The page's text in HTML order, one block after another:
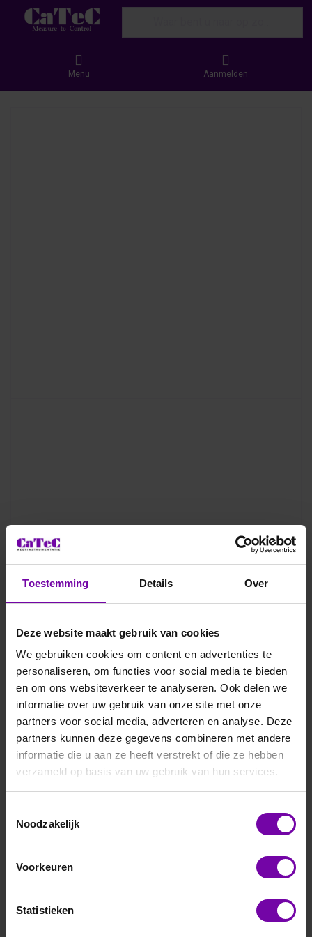
Toestemming Details Over
Deze website maakt gebruik van cookies
We gebruiken cookies om content en advertenties te
personaliseren, om functies voor social media te bieden
en om ons websiteverkeer te analyseren. Ook delen we
informatie over uw gebruik van onze site met onze
partners voor social media, adverteren en analyse. Deze
partners kunnen deze gegevens combineren met andere
informatie die u aan ze heeft verstrekt of die ze hebben
verzameld op basis van uw gebruik van hun services.
Noodzakelijk
Voorkeuren
Statistieken
Menu Aanmelden
Apogee
SQ-205X-SS
Apogee SQ-205X – Precisie quantum sensor voor optimale
lichtmetingen
De Apogee SQ-205X is een hoogwaardige quantum sensor
fotosynthetisch actief licht (PAR). Met zijn robuuste en
weerbestendige behuizing levert de SQ-205X nauwkeurige
laboratoriumomgevingen als veldtoepassingen.
lichtspecialisten die betrouwbare gegevens nodig hebben
om lichtomstandigheden te monitoren en plantengroei te